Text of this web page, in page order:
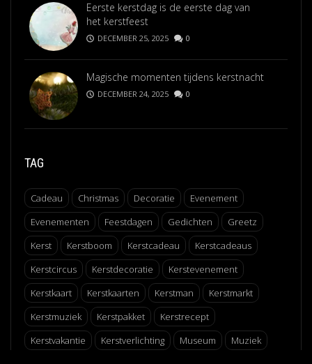
Eerste kerstdag is de eerste dag van
het kerstfeest
DECEMBER 25, 2025 0
Magische momenten tijdens kerstnacht
DECEMBER 24, 2025 0
TAG
Cadeau Christmas Decoratie
Evenement
Evenementen
Feestdagen Gedichten
Greetz
Kerst
Kerstboom Kerstcadeau
Kerstcadeaus
Kerstcircus
Kerstdecoratie
Kerstevenement
Kerstkaart
Kerstkaarten Kerstman
Kerstmarkt
Kerstmuziek
Kerstpakket
Kerstrecept
Kerstvakantie
Kerstverlichting Museum
Muziek